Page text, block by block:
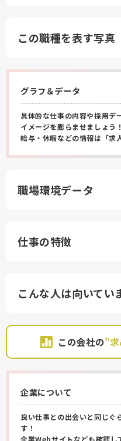
この職種を表す写真
グラフ＆データ
具体的な仕事の内容や採用デ
イメージを膨らませましょう！
給与・休暇などの情報は「求
職場環境データ
仕事の特徴
こんな人は向いてい
この会社の”
企業について
良い仕事との出会いと同じぐ
す！
企業Webサイトなども確認し